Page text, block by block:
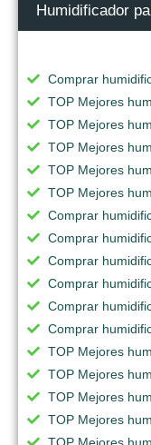
Humidificador
Comprar
TOP Mejores
TOP Mejores
TOP Mejores
TOP Mejores
TOP Mejores
Comprar
Comprar
Comprar
Comprar
Comprar
Comprar
TOP Mejores
TOP Mejores
TOP Mejores
TOP Mejores
TOP Mejores